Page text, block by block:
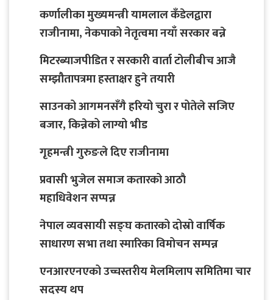
कर्णालीका मुख्यमन्त्री यामलाल कँडेलद्वारा
राजीनामा, नेकपाको नेतृत्वमा नयाँ सरकार बन्ने
मिटरब्याजपीडित र सरकारी वार्ता टोलीबीच आजै
सम्झौतापत्रमा हस्ताक्षर हुने तयारी
साउनको आगमनसँगै हरियो चुरा र पोतेले सजिए
बजार, किन्नेको लाग्यो भीड
गृहमन्त्री गुरुङले दिए राजीनामा
प्रवासी भुजेल समाज कतारको आठाै
महाधिवेशन सप्पन्न
नेपाल व्यवसायी सङ्घ कतारको दोस्रो वार्षिक
साधारण सभा तथा स्मारिका विमोचन सम्पन्न
एनआरएनएको उच्चस्तरीय मेलमिलाप समितिमा चार
सदस्य थप